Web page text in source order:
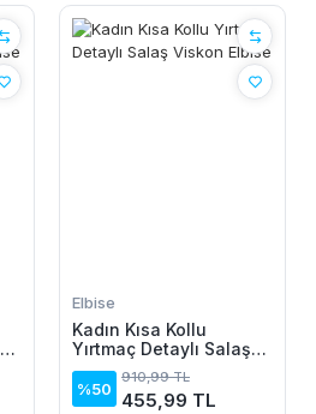
Elbise
Kadın Kısa Kollu
Yırtmaç Detaylı Salaş
Viskon Elbise
%50
910,99 TL
455,99 TL